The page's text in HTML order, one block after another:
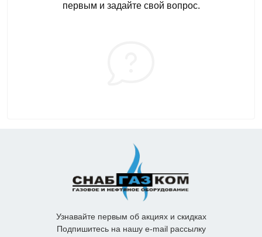
первым и задайте свой вопрос.
Узнавайте первым об акциях и скидках
Подпишитесь на нашу e-mail рассылку